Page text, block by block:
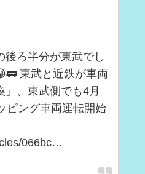
後ろ半分が東武でし
東武と近鉄が車両
」、東武側でも4月
ピング車両運転開始
066bc…